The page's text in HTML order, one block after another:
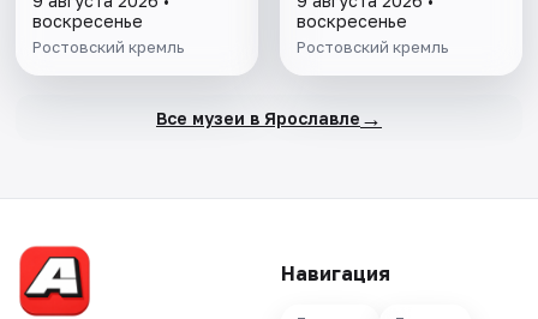
воскресенье
Ростовский кремль
восстановления
патриаршества"
воскресенье
Ростовский кремль
Все музеи в Ярославле →
Навигация